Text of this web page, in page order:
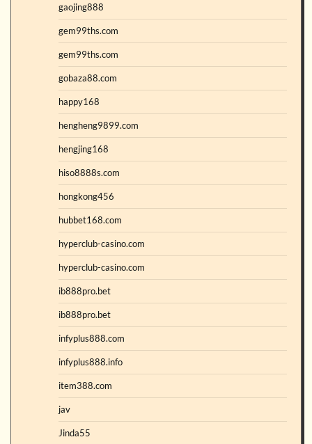
gaojing888
gem99ths.com
gem99ths.com
gobaza88.com
happy168
hengheng9899.com
hengjing168
hiso8888s.com
hongkong456
hubbet168.com
hyperclub-casino.com
hyperclub-casino.com
ib888pro.bet
ib888pro.bet
infyplus888.com
infyplus888.info
item388.com
jav
Jinda55